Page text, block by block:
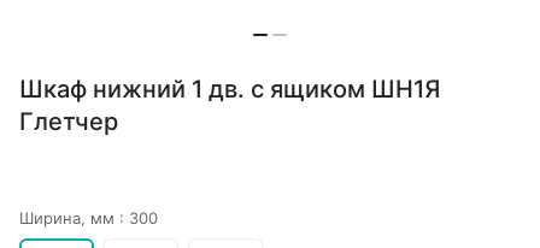
Шкаф нижний 1 дв. с ящиком ШН1Я
Глетчер
Ширина, мм : 300